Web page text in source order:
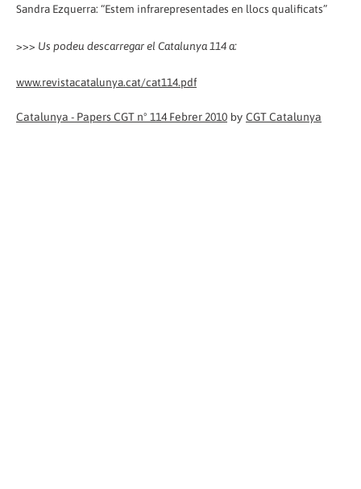
Sandra Ezquerra: “Estem infrarepresentades en llocs qualificats”
>>> Us podeu descarregar el Catalunya 114 a:
www.revistacatalunya.cat/cat114.pdf
Catalunya - Papers CGT nº 114 Febrer 2010 by CGT Catalunya